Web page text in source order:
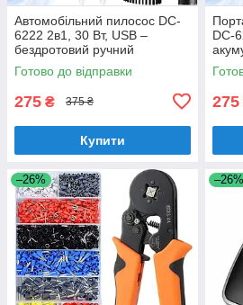
Автомобільний пилосос DC-
6222 2в1, 30 Вт, USB –
бездротовий ручний
автопилосос з насадками
Готово до відправки
275 ₴ 375 ₴
Купити
DC-
275
–26% –26%